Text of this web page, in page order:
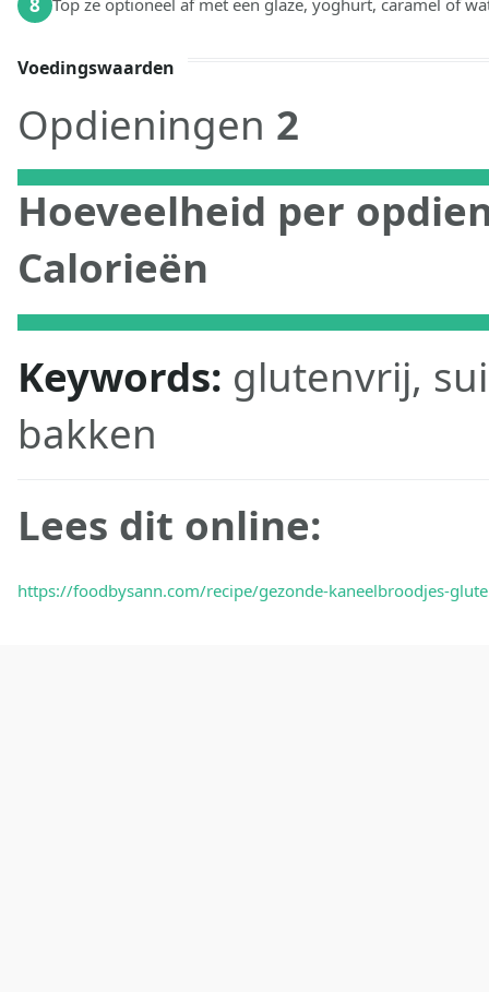
8 Top ze optioneel af met een glaze, yoghurt, caramel of
Voedingswaarden
Opdieningen 2
Hoeveelheid per
Calorieën
Keywords: glutenvrij,
bakken
Lees dit online:
https://foodbysann.com/recipe/gezonde-kaneelbroodjes-